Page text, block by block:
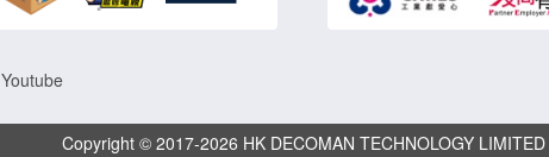
Youtube
Copyright © 2017-2026 HK DECOMAN TECHNOLOGY